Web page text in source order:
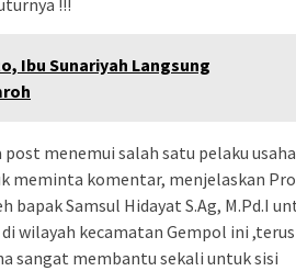
!!!
Ibu Sunariyah Langsung
menemui salah satu pelaku
meminta komentar, menjelaskan
Samsul Hidayat S.Ag, M.Pd.I
wilayah kecamatan Gempol ini ,terus
sangat membantu sekali untuk sisi